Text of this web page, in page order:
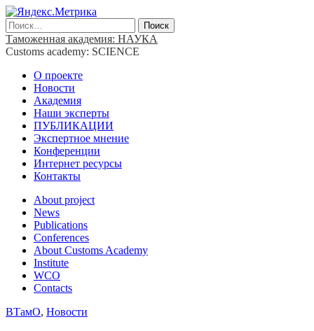
Найти:
Таможенная академия: НАУКА
Сustoms academy: SCIENCE
Main
menu
Skip
content
О проекте
Новости
Академия
Наши эксперты
ПУБЛИКАЦИИ
Экспертное мнение
Конференции
Интернет ресурсы
Контакты
Sub
menu
About project
News
Publications
Сonferences
About Customs Academy
Institute
WCO
Contacts
ВТамО, Новости